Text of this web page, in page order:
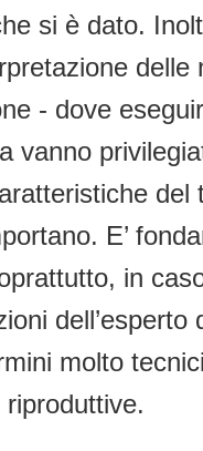
si è dato.
- dove
vanno
E’
in
molto